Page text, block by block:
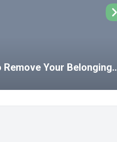
Remove Your Belongings